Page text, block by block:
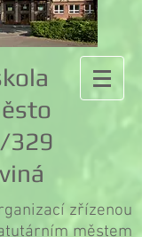
329
zřízenou
městem